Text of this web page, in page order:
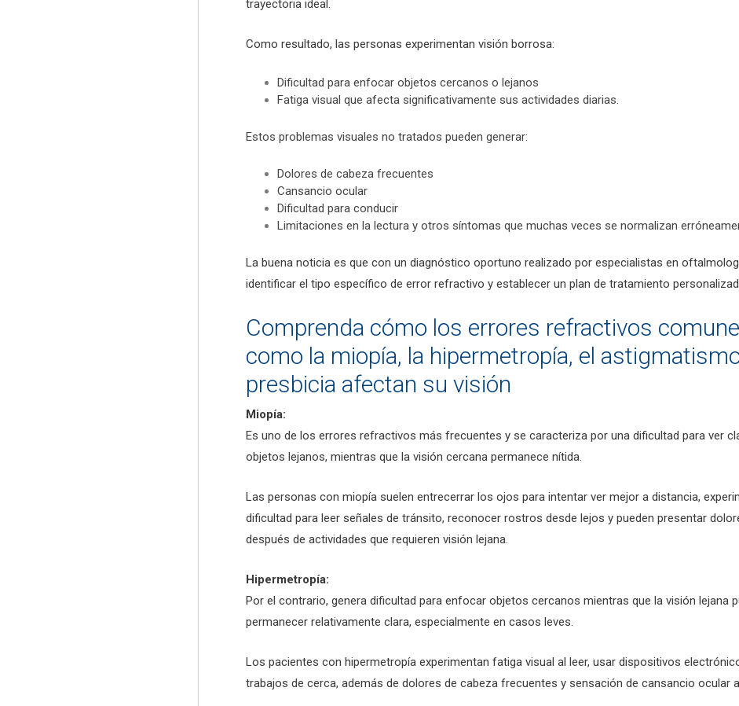
trayectoria ideal.
Como resultado, las personas experimentan visión borrosa:
Dificultad para enfocar objetos cercanos o lejanos
Fatiga visual que afecta significativamente sus actividades diarias.
Estos problemas visuales no tratados pueden generar:
Dolores de cabeza frecuentes
Cansancio ocular
Dificultad para conducir
Limitaciones en la lectura y otros síntomas que muchas veces se normalizan
La buena noticia es que con un diagnóstico oportuno realizado por especialistas en
identificar el tipo específico de error refractivo y establecer un plan de tratamiento
Comprenda cómo los errores refractivos
como la miopía, la hipermetropía, el
presbicia afectan su visión
Miopía:
Es uno de los errores refractivos más frecuentes y se caracteriza por una dificultad para ver
objetos lejanos, mientras que la visión cercana permanece nítida.
Las personas con miopía suelen entrecerrar los ojos para intentar ver mejor a distancia,
dificultad para leer señales de tránsito, reconocer rostros desde lejos y pueden presentar
después de actividades que requieren visión lejana.
Hipermetropía:
Por el contrario, genera dificultad para enfocar objetos cercanos mientras que la visión lejana
permanecer relativamente clara, especialmente en casos leves.
Los pacientes con hipermetropía experimentan fatiga visual al leer, usar dispositivos
trabajos de cerca, además de dolores de cabeza frecuentes y sensación de cansancio ocular